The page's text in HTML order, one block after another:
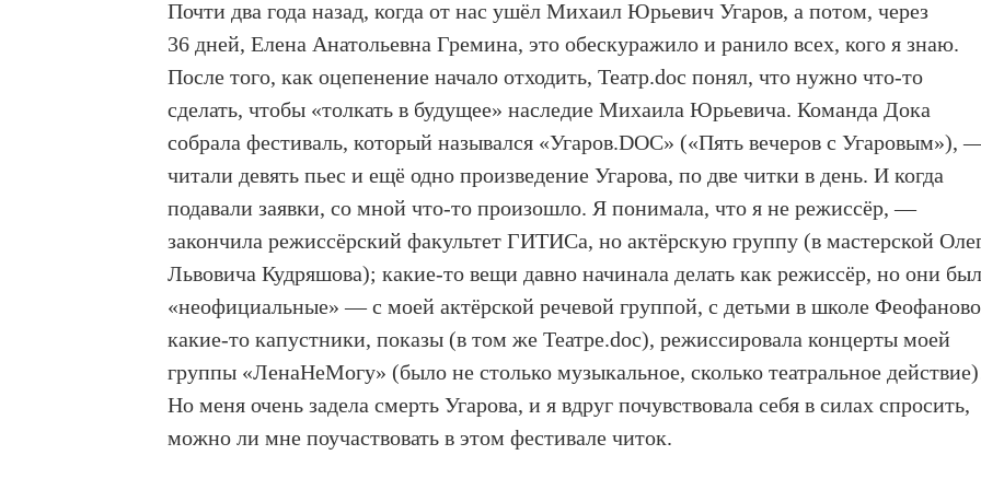
Почти два года назад, когда от нас ушёл Михаил Юрьевич Угаров, а потом, через
36 дней, Елена Анатольевна Гремина, это обескуражило и ранило всех, кого я знаю.
После того, как оцепенение начало отходить, Театр.doc понял, что нужно что-то
сделать, чтобы «толкать в будущее» наследие Михаила Юрьевича. Команда Дока
собрала фестиваль, который назывался «Угаров.DOC» («Пять вечеров с Угаровым»),
читали девять пьес и ещё одно произведение Угарова, по две читки в день. И когда
подавали заявки, со мной что-то произошло. Я понимала, что я не режиссёр, —
закончила режиссёрский факультет ГИТИСа, но актёрскую группу (в мастерской
Львовича Кудряшова); какие-то вещи давно начинала делать как режиссёр, но они
«неофициальные» — с моей актёрской речевой группой, с детьми в школе
какие-то капустники, показы (в том же Театре.doc), режиссировала концерты моей
группы «ЛенаНеМогу» (было не столько музыкальное, сколько театральное
Но меня очень задела смерть Угарова, и я вдруг почувствовала себя в силах спросить,
можно ли мне поучаствовать в этом фестивале читок.